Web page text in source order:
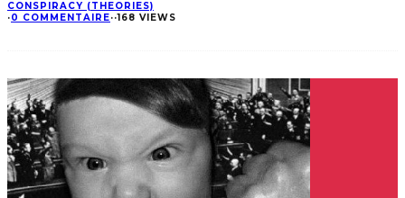
CONSPIRACY (THEORIES)
·0 COMMENTAIRE··168 VIEWS